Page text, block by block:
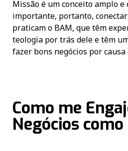
Missão é um conceito amplo e
importante, portanto,
praticam o BAM, que têm
teologia por trás dele e têm
fazer bons negócios por causa
Como me
Negócios